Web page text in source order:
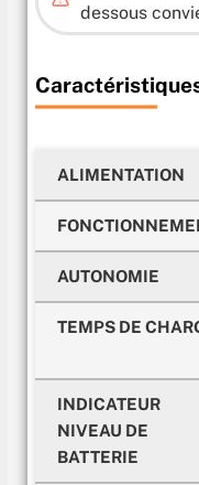
dessous
ALIMENTATION
AUTONOMIE
TEMPS DE
INDICATEUR
NIVEAU DE
BATTERIE